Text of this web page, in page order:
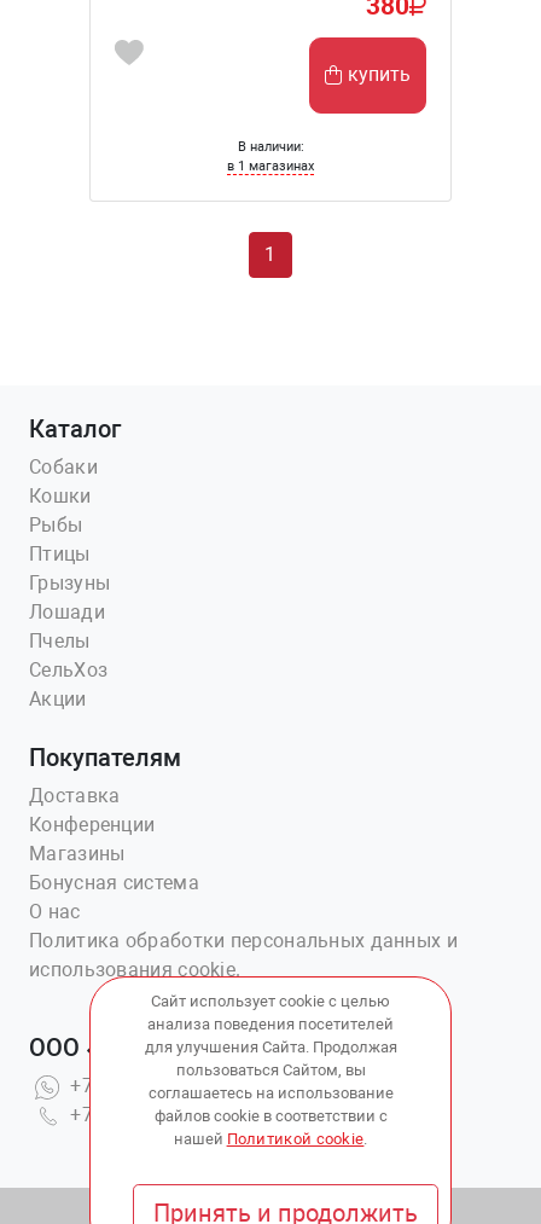
380
купить
В наличии:
в 1 магазинах
1
Каталог
Собаки
Кошки
Рыбы
Птицы
Грызуны
Лошади
Пчелы
СельХоз
Акции
Покупателям
Доставка
Конференции
Магазины
Бонусная система
О нас
Политика обработки персональных данных и
использования cookie.
ООО «Ветаптека №1»
+7(914)703-76-43
+7(423)202-51-15 вн.4
Сайт использует cookie с целью
анализа поведения посетителей
для улучшения Сайта. Продолжая
пользоваться Сайтом, вы
соглашаетесь на использование
файлов cookie в соответствии с
нашей Политикой cookie.
Принять и продолжить